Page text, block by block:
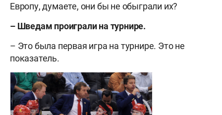
Европу, думаете, они бы не обыграли их?
– Шведам проиграли на турнире.
– Это была первая игра на турнире. Это не
показатель.